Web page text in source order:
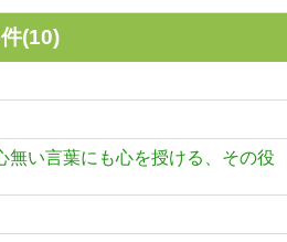
(10)
無い言葉にも心を授ける、その役